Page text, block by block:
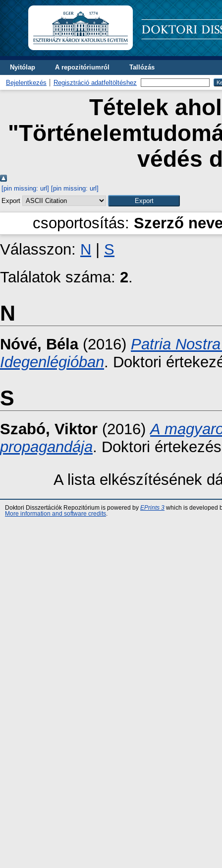
Nyitólap A repozitóriumról Tallózás
Bejelentkezés Regisztráció adatfeltöltéshez
Tételek
védés
[pin missing: url] [pin missing: url]
Export
csoportosítás: Szerző
Válasszon: N
S
Találatok száma: 2.
N
Nóvé, Béla(2016) Patria
Idegenlégióban. Doktori
S
Szabó, Viktor (2016)A
propagandája. Doktori
A lista elkészítésének
Doktori Disszertációk Repozitórium is powered by EPrints 3 which is developed
More information and software credits